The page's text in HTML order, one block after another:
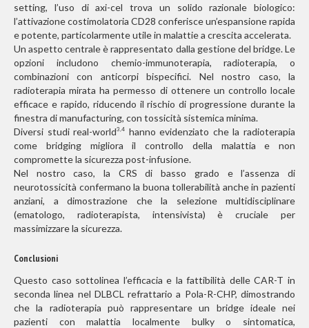
setting, l’uso di axi-cel trova un solido razionale biologico:
l’attivazione costimolatoria CD28 conferisce un’espansione rapida
e potente, particolarmente utile in malattie a crescita accelerata.
Un aspetto centrale è rappresentato dalla gestione del bridge. Le
opzioni includono chemio-immunoterapia, radioterapia, o
combinazioni con anticorpi bispecifici. Nel nostro caso, la
radioterapia mirata ha permesso di ottenere un controllo locale
efficace e rapido, riducendo il rischio di progressione durante la
finestra di manufacturing, con tossicità sistemica minima.
Diversi studi real-world3,4 hanno evidenziato che la radioterapia
come bridging migliora il controllo della malattia e non
compromette la sicurezza post-infusione.
Nel nostro caso, la CRS di basso grado e l’assenza di
neurotossicità confermano la buona tollerabilità anche in pazienti
anziani, a dimostrazione che la selezione multidisciplinare
(ematologo, radioterapista, intensivista) è cruciale per
massimizzare la sicurezza.
Conclusioni
Questo caso sottolinea l’efficacia e la fattibilità delle CAR-T in
seconda linea nel DLBCL refrattario a Pola-R-CHP, dimostrando
che la radioterapia può rappresentare un bridge ideale nei
pazienti con malattia localmente bulky o sintomatica,